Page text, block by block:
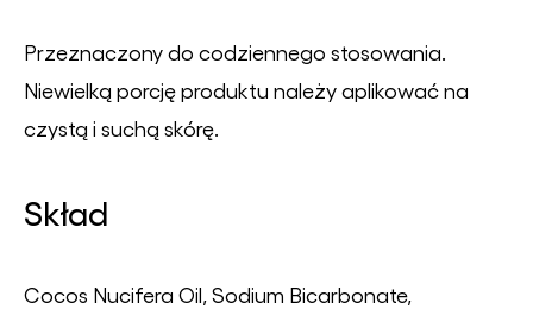
Przeznaczony do codziennego stosowania.
Niewielką porcję produktu należy aplikować na
czystą i suchą skórę.
Skład
Cocos Nucifera Oil, Sodium Bicarbonate,